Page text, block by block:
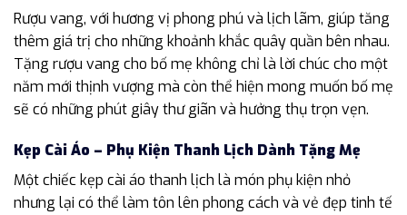
Rượu vang, với hương vị phong phú và lịch lãm, giúp tăng
thêm giá trị cho những khoảnh khắc quây quần bên nhau.
Tặng rượu vang cho bố mẹ không chỉ là lời chúc cho một
năm mới thịnh vượng mà còn thể hiện mong muốn bố mẹ
sẽ có những phút giây thư giãn và hưởng thụ trọn vẹn.
Kẹp Cài Áo – Phụ Kiện Thanh Lịch Dành Tặng Mẹ
Một chiếc kẹp cài áo thanh lịch là món phụ kiện nhỏ
nhưng lại có thể làm tôn lên phong cách và vẻ đẹp tinh tế